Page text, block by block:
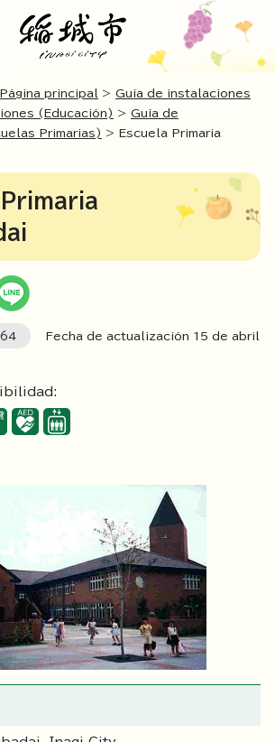
Página principal > Guía de instalaciones
(Educación) > Guía de
Primarias) > Escuela Primaria
Fecha de actualización 15 de abril